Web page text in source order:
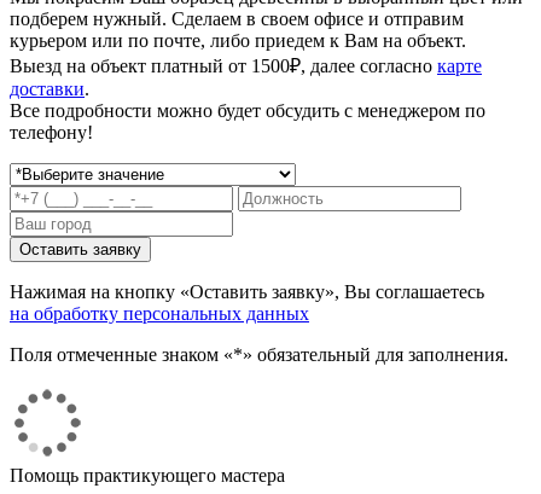
подберем нужный. Сделаем в своем офисе и отправим
курьером или по почте, либо приедем к Вам на объект.
Выезд на объект платный от 1500₽, далее согласно карте
доставки.
Все подробности можно будет обсудить с менеджером по
телефону!
Нажимая на кнопку «Оставить заявку», Вы соглашаетесь
на обработку персональных данных
Поля отмеченные знаком «*» обязательный для заполнения.
Помощь практикующего мастера